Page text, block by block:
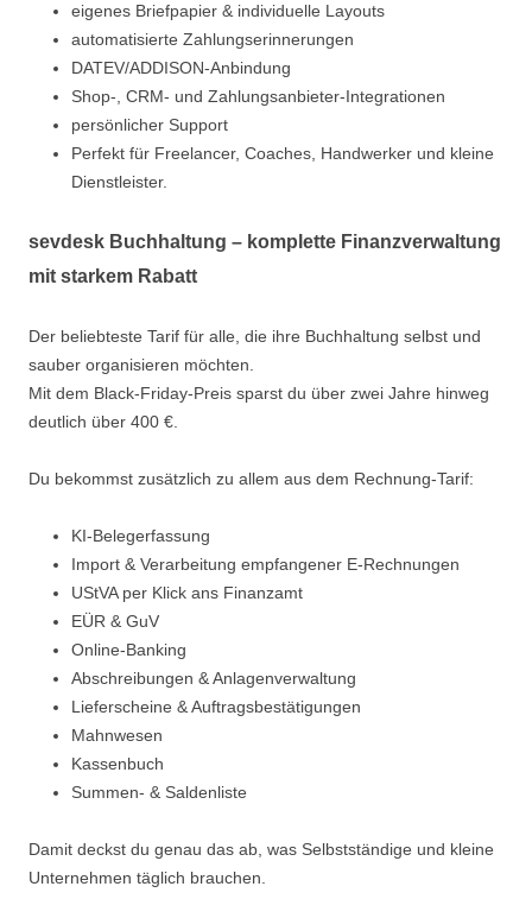
eigenes Briefpapier & individuelle Layouts
automatisierte Zahlungserinnerungen
DATEV/ADDISON-Anbindung
Shop-, CRM- und Zahlungsanbieter-Integrationen
persönlicher Support
Perfekt für Freelancer, Coaches, Handwerker und kleine
Dienstleister.
sevdesk Buchhaltung – komplette Finanzverwaltung
mit starkem Rabatt
Der beliebteste Tarif für alle, die ihre Buchhaltung selbst und
sauber organisieren möchten.
Mit dem Black-Friday-Preis sparst du über zwei Jahre hinweg
deutlich über 400 €.
Du bekommst zusätzlich zu allem aus dem Rechnung-Tarif:
KI-Belegerfassung
Import & Verarbeitung empfangener E-Rechnungen
UStVA per Klick ans Finanzamt
EÜR & GuV
Online-Banking
Abschreibungen & Anlagenverwaltung
Lieferscheine & Auftragsbestätigungen
Mahnwesen
Kassenbuch
Summen- & Saldenliste
Damit deckst du genau das ab, was Selbstständige und kleine
Unternehmen täglich brauchen.